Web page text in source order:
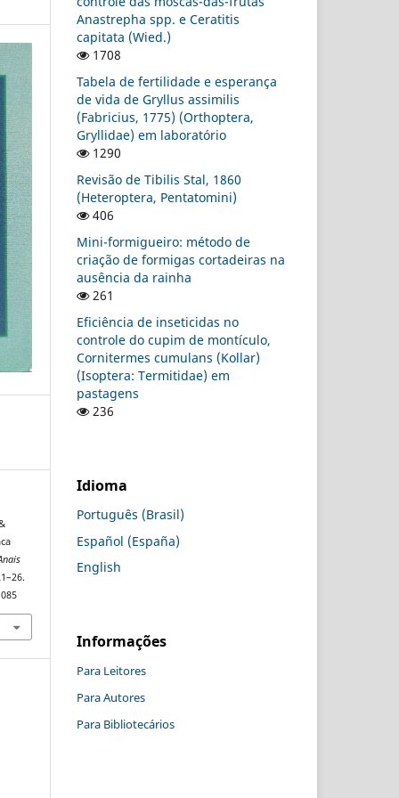
Anastrepha spp. e Ceratitis
capitata (Wied.)
1708
Tabela de fertilidade e esperança
de vida de Gryllus assimilis
(Fabricius, 1775) (Orthoptera,
Gryllidae) em laboratório
1290
Revisão de Tibilis Stal, 1860
(Heteroptera, Pentatomini)
406
Mini-formigueiro: método de
criação de formigas cortadeiras na
ausência da rainha
261
Eficiência de inseticidas no
controle do cupim de montículo,
Cornitermes cumulans (Kollar)
(Isoptera: Termitidae) em
pastagens
236
Idioma
Português (Brasil)
Español (España)
English
Informações
Para Leitores
Para Autores
Para Bibliotecários